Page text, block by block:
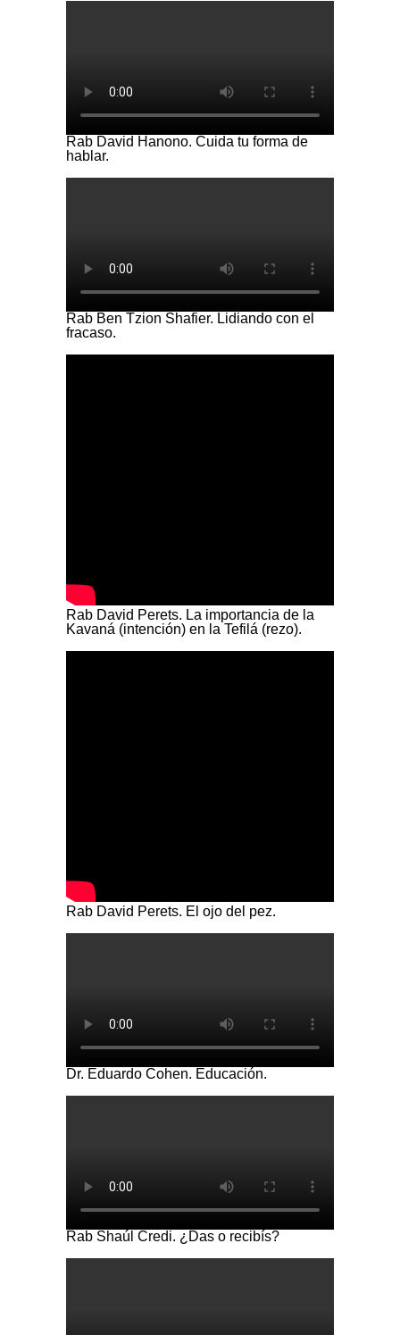
Rab David Hanono. Cuida tu forma de
hablar.
Rab Ben Tzion Shafier. Lidiando con el
fracaso.
Rab David Perets. La importancia de la
Kavaná (intención) en la Tefilá (rezo).
Rab David Perets. El ojo del pez.
Dr. Eduardo Cohen. Educación.
Rab Shaúl Credi. ¿Das o recibís?